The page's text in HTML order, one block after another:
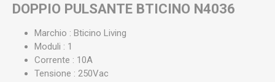
DOPPIO PULSANTE BTICINO N4036
Marchio : Bticino Living
Moduli : 1
Corrente : 10A
Tensione : 250Vac